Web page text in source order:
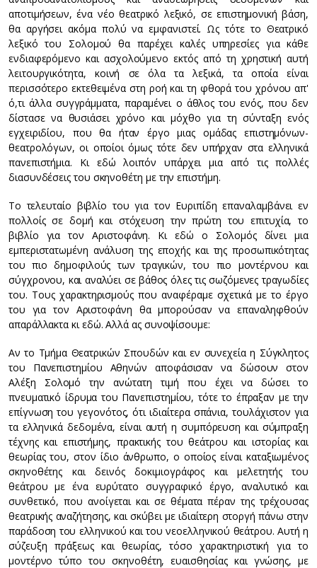
αποτιμήσεων, ένα νέο θεατρικό λεξικό, σε επιστημονική βάση,
θα αργήσει ακόμα πολύ να εμφανιστεί. Ως τότε το Θεατρικό
λεξικό του Σολομού θα παρέχει καλές υπηρεσίες για κάθε
ενδιαφερόμενο και ασχολούμενο εκτός από τη χρηστική αυτή
λειτουργικότητα, κοινή σε όλα τα λεξικά, τα οποία είναι
περισσότερο εκτεθειμένα στη ροή και τη φθορά του χρόνου απ'
ό,τι άλλα συγγράμματα, παραμένει ο άθλος του ενός, που δεν
δίστασε να θυσιάσει χρόνο και μόχθο για τη σύνταξη ενός
εγχειριδίου, που θα ήταν έργο μιας ομάδας επιστημόνων-
θεατρολόγων, οι οποίοι όμως τότε δεν υπήρχαν στα ελληνικά
πανεπιστήμια. Κι εδώ λοιπόν υπάρχει μια από τις πολλές
διασυνδέσεις του σκηνοθέτη με την επιστήμη.
Το τελευταίο βιβλίο του για τον Ευριπίδη επαναλαμβάνει εν
πολλοίς σε δομή και στόχευση την πρώτη του επιτυχία, το
βιβλίο για τον Αριστοφάνη. Κι εδώ ο Σολομός δίνει μια
εμπεριστατωμένη ανάλυση της εποχής και της προσωπικότητας
του πιο δημοφιλούς των τραγικών, του πιο μοντέρνου και
σύγχρονου, και αναλύει σε βάθος όλες τις σωζόμενες τραγωδίες
του. Τους χαρακτηρισμούς που αναφέραμε σχετικά με το έργο
του για τον Αριστοφάνη θα μπορούσαν να επαναληφθούν
απαράλλακτα κι εδώ. Αλλά ας συνοψίσουμε:
Αν το Τμήμα Θεατρικών Σπουδών και εν συνεχεία η Σύγκλητος
του Πανεπιστημίου Αθηνών αποφάσισαν να δώσουν στον
Αλέξη Σολομό την ανώτατη τιμή που έχει να δώσει το
πνευματικό ίδρυμα του Πανεπιστημίου, τότε το έπραξαν με την
επίγνωση του γεγονότος, ότι ιδιαίτερα σπάνια, τουλάχιστον για
τα ελληνικά δεδομένα, είναι αυτή η συμπόρευση και σύμπραξη
τέχνης και επιστήμης, πρακτικής του θεάτρου και ιστορίας και
θεωρίας του, στον ίδιο άνθρωπο, ο οποίος είναι καταξιωμένος
σκηνοθέτης και δεινός δοκιμιογράφος και μελετητής του
θεάτρου με ένα ευρύτατο συγγραφικό έργο, αναλυτικό και
συνθετικό, που ανοίγεται και σε θέματα πέραν της τρέχουσας
θεατρικής αναζήτησης, και σκύβει με ιδιαίτερη στοργή πάνω στην
παράδοση του ελληνικού και του νεοελληνικού θεάτρου. Αυτή η
σύζευξη πράξεως και θεωρίας, τόσο χαρακτηριστική για το
μοντέρνο τύπο του σκηνοθέτη, ευαισθησίας και γνώσης, με